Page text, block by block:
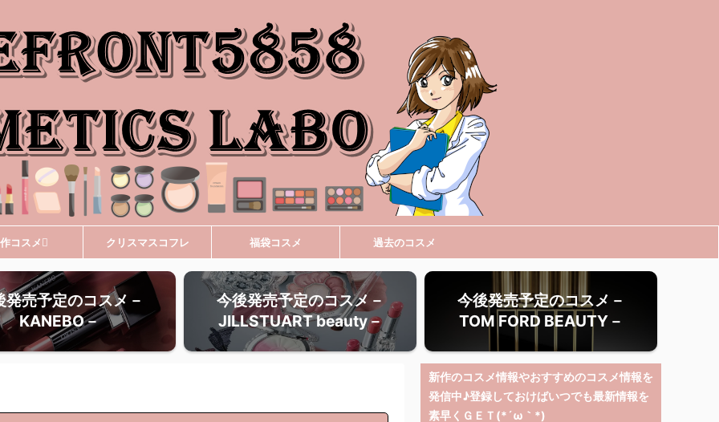
コスメ クリスマスコフレ 福袋コスメ 過去のコスメ
発売予定のコスメ－
KANEBO－
今後発売予定のコスメ－
JILLSTUART beauty－
今後発売予定のコスメ－
TOM FORD BEAUTY－
新作のコスメ情報やおすすめのコスメ情報を
発信中♪登録しておけばいつでも最新情報を
素早くＧＥＴ(*´ω｀*)